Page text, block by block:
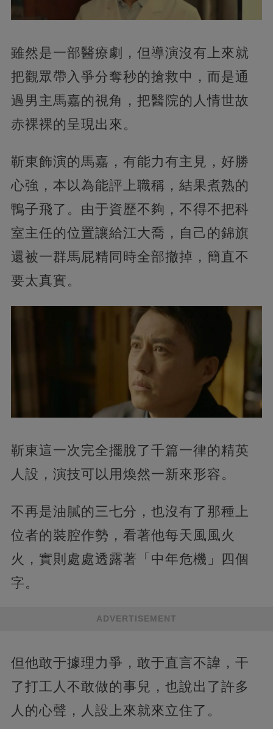
雖然是一部醫療劇，但導演沒有上來就
把觀眾帶入爭分奪秒的搶救中，而是通
過男主馬嘉的視角，把醫院的人情世故
赤裸裸的呈現出來。
靳東飾演的馬嘉，有能力有主見，好勝
心強，本以為能評上職稱，結果煮熟的
鴨子飛了。由于資歷不夠，不得不把科
室主任的位置讓給江大喬，自己的錦旗
還被一群馬屁精同時全部撤掉，簡直不
要太真實。
靳東這一次完全擺脫了千篇一律的精英
人設，演技可以用煥然一新來形容。
不再是油膩的三七分，也沒有了那種上
位者的裝腔作勢，看著他每天風風火
火，實則處處透露著「中年危機」四個
字。
ADVERTISEMENT
但他敢于據理力爭，敢于直言不諱，干
了打工人不敢做的事兒，也說出了許多
人的心聲，人設上來就來立住了。